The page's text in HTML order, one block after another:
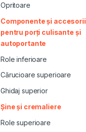
Opritoare
Componente și accesorii
pentru porți culisante și
autoportante
Role inferioare
Cărucioare superioare
Ghidaj superior
Şine şi cremaliere
Role superioare